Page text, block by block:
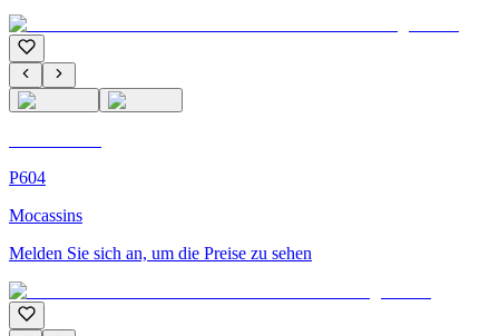
P604
Mocassins
Melden Sie sich an, um die Preise zu sehen